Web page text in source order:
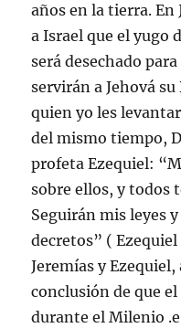
años en la tierra. En
a Israel que el yugo
será desechado
servirán a Jehová
quien yo les
del mismo tiempo,
profeta Ezequiel:
sobre ellos, y todos
Seguirán mis leyes
decretos” (
Jeremías y
conclusión de que
durante el Milenio